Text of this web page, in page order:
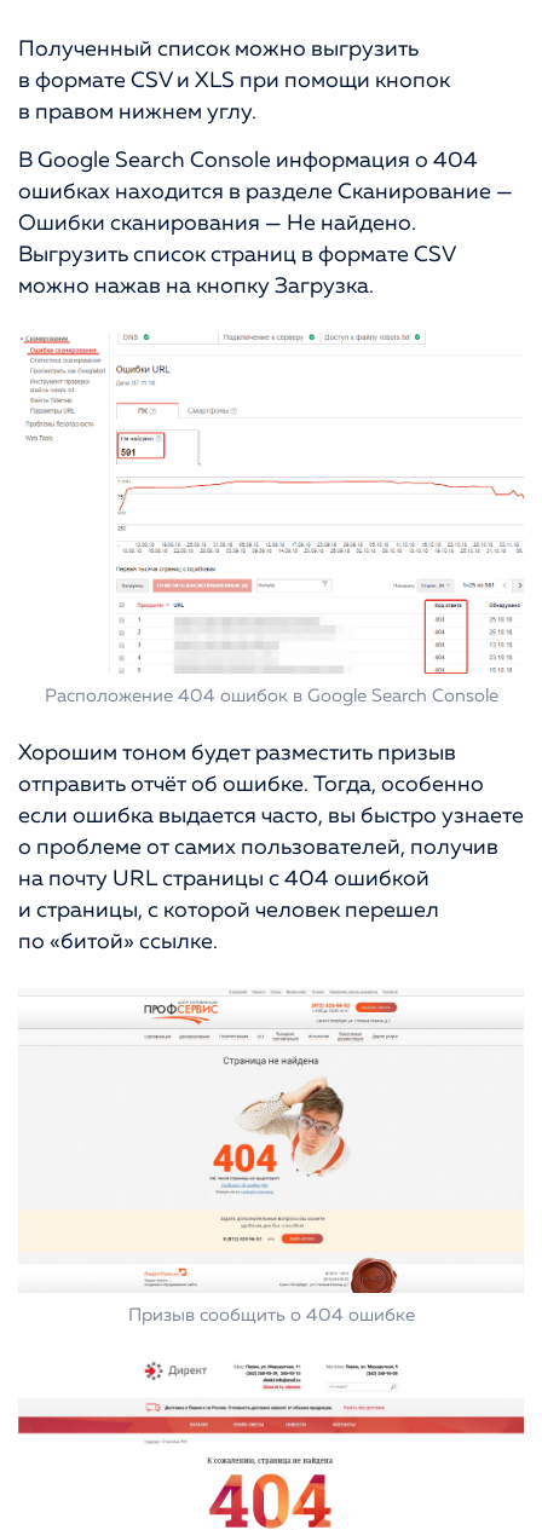
Полученный список можно выгрузить
в формате CSV и XLS при помощи кнопок
в правом нижнем углу.
В Google Search Console информация о 404
ошибках находится в разделе Сканирование —
Ошибки сканирования — Не найдено.
Выгрузить список страниц в формате CSV
можно нажав на кнопку Загрузка.
Расположение 404 ошибок в Google Search Console
Хорошим тоном будет разместить призыв
отправить отчёт об ошибке. Тогда, особенно
если ошибка выдается часто, вы быстро узнаете
о проблеме от самих пользователей, получив
на почту URL страницы с 404 ошибкой
и страницы, с которой человек перешел
по «битой» ссылке.
Призыв сообщить о 404 ошибке